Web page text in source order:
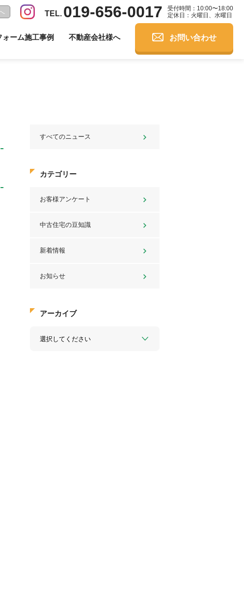
ォーム施工事例 不動産会社様へ
019-656-0017
受付時間：10:00〜18:00
定休日：火曜日、水曜日
お問い合わせ
すべてのニュース
カテゴリー
お客様アンケート
中古住宅の豆知識
新着情報
お知らせ
アーカイブ